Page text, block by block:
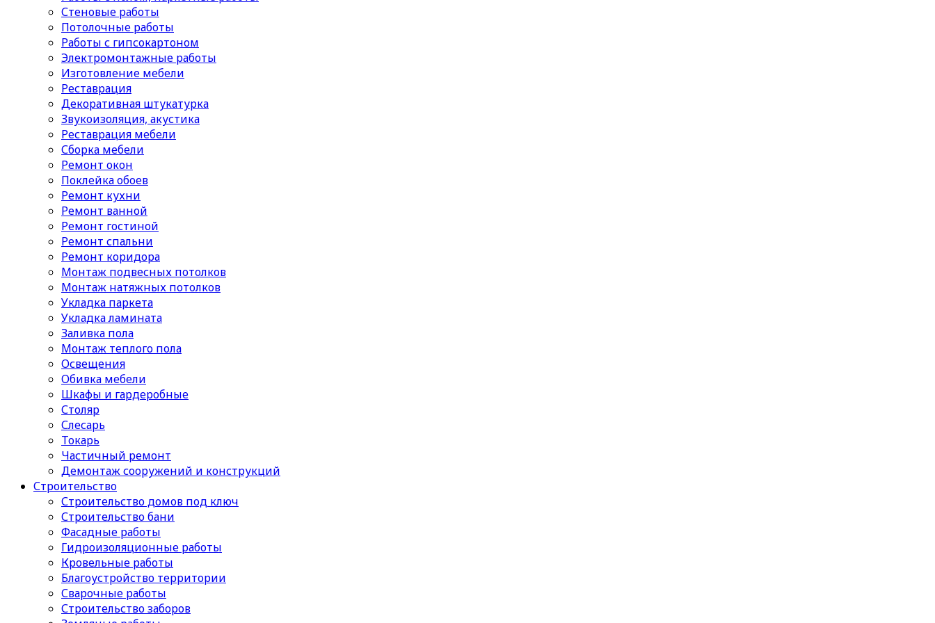
Стеновые работы
Потолочные работы
Работы с гипсокартоном
Электромонтажные работы
Изготовление мебели
Реставрация
Декоративная штукатурка
Звукоизоляция, акустика
Реставрация мебели
Сборка мебели
Ремонт окон
Поклейка обоев
Ремонт кухни
Ремонт ванной
Ремонт гостиной
Ремонт спальни
Ремонт коридора
Монтаж подвесных потолков
Монтаж натяжных потолков
Укладка паркета
Укладка ламината
Заливка пола
Монтаж теплого пола
Освещения
Обивка мебели
Шкафы и гардеробные
Столяр
Слесарь
Токарь
Частичный ремонт
Демонтаж сооружений и конструкций
Строительство
Строительство домов под ключ
Строительство бани
Фасадные работы
Гидроизоляционные работы
Кровельные работы
Благоустройство территории
Сварочные работы
Строительство заборов